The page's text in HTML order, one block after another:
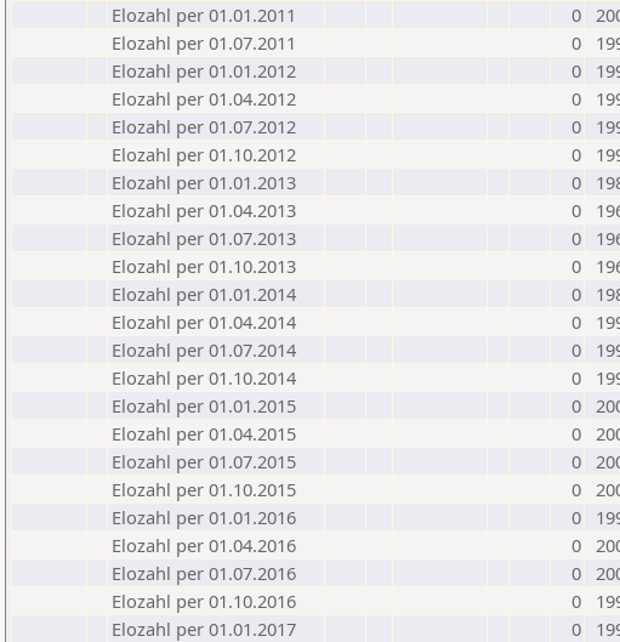
Elozahl per 01.01.2011
0
Elozahl per 01.07.2011
0
Elozahl per 01.01.2012
0
Elozahl per 01.04.2012
0
Elozahl per 01.07.2012
0
Elozahl per 01.10.2012
0
Elozahl per 01.01.2013
0
Elozahl per 01.04.2013
0
Elozahl per 01.07.2013
0
Elozahl per 01.10.2013
0
Elozahl per 01.01.2014
0
Elozahl per 01.04.2014
0
Elozahl per 01.07.2014
0
Elozahl per 01.10.2014
0
Elozahl per 01.01.2015
0
Elozahl per 01.04.2015
0
Elozahl per 01.07.2015
0
Elozahl per 01.10.2015
0
Elozahl per 01.01.2016
0
Elozahl per 01.04.2016
0
Elozahl per 01.07.2016
0
Elozahl per 01.10.2016
0
Elozahl per 01.01.2017
0